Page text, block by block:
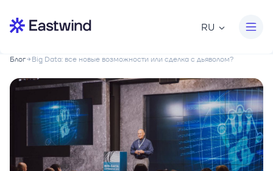
RU
Блог Big Data: все новые возможности или сделка с дьяволом?